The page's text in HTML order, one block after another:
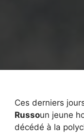
Ces derniers
Russoun jeune
décédé à la